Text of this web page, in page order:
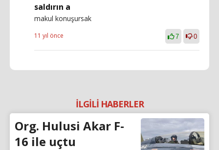
saldırın a
makul konuşursak
11 yıl önce 7 0
İLGİLİ HABERLER
Org. Hulusi Akar F-
16 ile uçtu